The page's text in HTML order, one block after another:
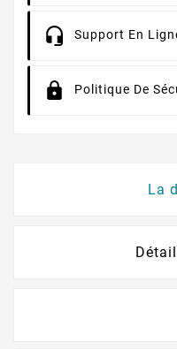
Support En
Politique De
La